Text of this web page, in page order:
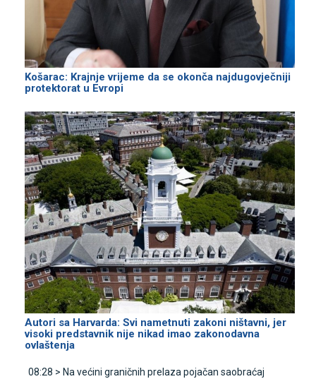
Košarac: Krajnje vrijeme da se okonča najdugovječniji
protektorat u Evropi
Autori sa Harvarda: Svi nametnuti zakoni ništavni, jer
visoki predstavnik nije nikad imao zakonodavna
ovlaštenja
08:28 > Na većini graničnih prelaza pojačan saobraćaj